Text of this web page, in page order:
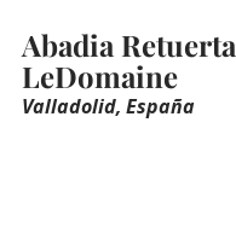
Abadia Retuerta
LeDomaine
Valladolid, España